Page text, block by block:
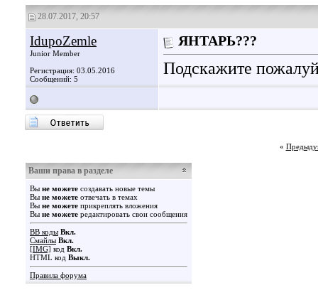
28.07.2017, 20:57
IdupoZemle
Junior Member
Регистрация: 03.05.2016
Сообщений: 5
ЯНТАРЬ???
Подскажите
«
Ваши права в разделе
Вы не можете создавать новые темы
Вы не можете отвечать в темах
Вы не можете прикреплять вложения
Вы не можете редактировать свои сообщения
BB коды Вкл.
Смайлы Вкл.
[IMG] код Вкл.
HTML код Выкл.
Правила форума